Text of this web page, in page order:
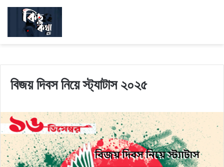
বিজয় দিবস নিয়ে স্ট্যাটাস ২০২৫